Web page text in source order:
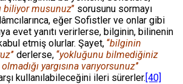
biliyor musunuz’’ sorusunu sormayı
eğer Sofistler ve onlar gibi
evet yanıtı verirlerse, bilginin, bilinenin
etmiş olurlar. Şayet, ‘‘bilginin
’ derlerse, ‘‘yokluğunu bilmediğiniz
yargısına varıyorsunuz’’
kullanılabileceğini ileri sürerler.[40]